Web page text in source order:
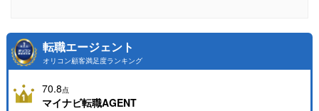
転職エージェント
オリコン顧客満足度ランキング
70.8点
マイナビ転職AGENT